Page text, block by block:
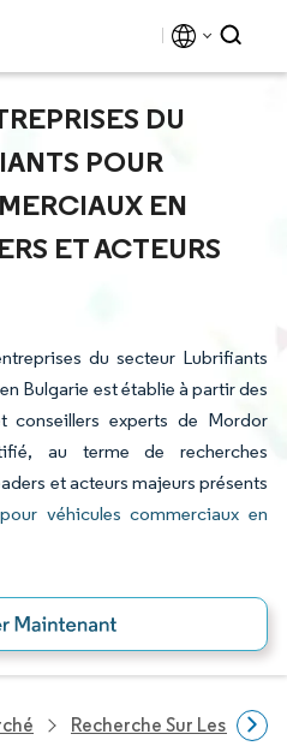
DU
POUR
EN
ET ACTEURS
du secteur Lubrifiants
Bulgarie est établie à partir des
conseillers experts de Mordor
au terme de recherches
et acteurs majeurs présents
véhicules commerciaux en
Recherche Sur Les